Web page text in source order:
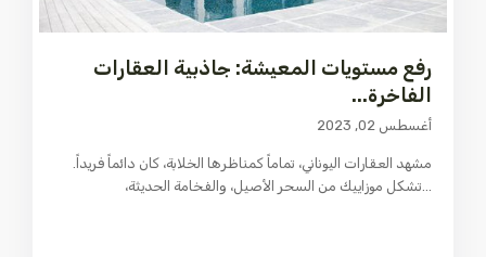
رفع مستويات المعيشة: جاذبية العقارات
الفاخرة...
أغسطس 02, 2023
مشهد العقارات اليوناني، تماماً كمناظرها الخلابة، كان دائماً فريداً.
تشكل موزاييك من السحر الأصيل، والفخامة الحديثة،